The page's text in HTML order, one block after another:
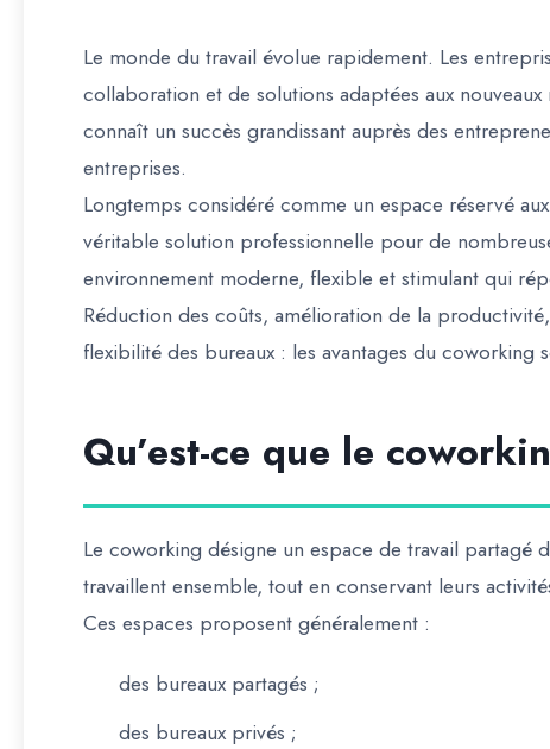
Le monde du travail évolue rapidement. Les
collaboration et de solutions adaptées aux
connaît un succès grandissant auprès des
entreprises.
Longtemps considéré comme un espace réservé
véritable solution professionnelle pour de
environnement moderne, flexible et stimulant qui
Réduction des coûts, amélioration de la
flexibilité des bureaux : les avantages du coworking
Qu’est-ce que le
Le coworking désigne un espace de travail partagé
travaillent ensemble, tout en conservant leurs
Ces espaces proposent généralement :
des bureaux partagés ;
des bureaux privés ;